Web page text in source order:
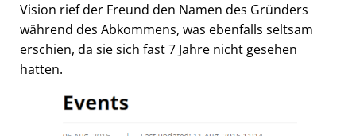
Vision rief der Freund den Namen des Gründers
während des Abkommens, was ebenfalls seltsam
erschien, da sie sich fast 7 Jahre nicht gesehen
hatten.